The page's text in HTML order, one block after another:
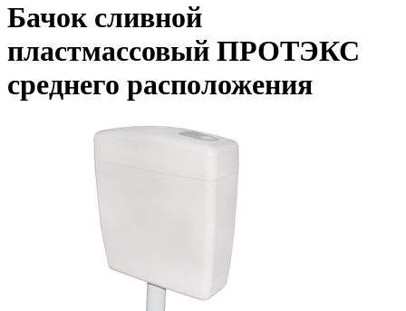
Бачок сливной
пластмассовый ПРОТЭКС
среднего расположения